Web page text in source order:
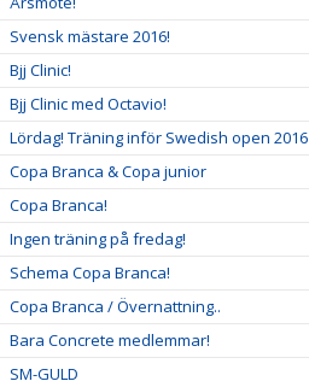
Svensk mästare 2016!
Bjj Clinic!
Bjj Clinic med Octavio!
Lördag! Träning inför Swedish open 2016
Copa Branca & Copa junior
Copa Branca!
Ingen träning på fredag!
Schema Copa Branca!
Copa Branca / Övernattning..
Bara Concrete medlemmar!
SM-GULD